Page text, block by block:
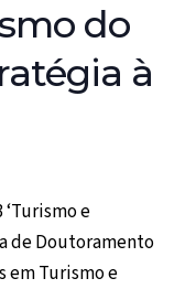
do
à
e
de Doutoramento
em Turismo e